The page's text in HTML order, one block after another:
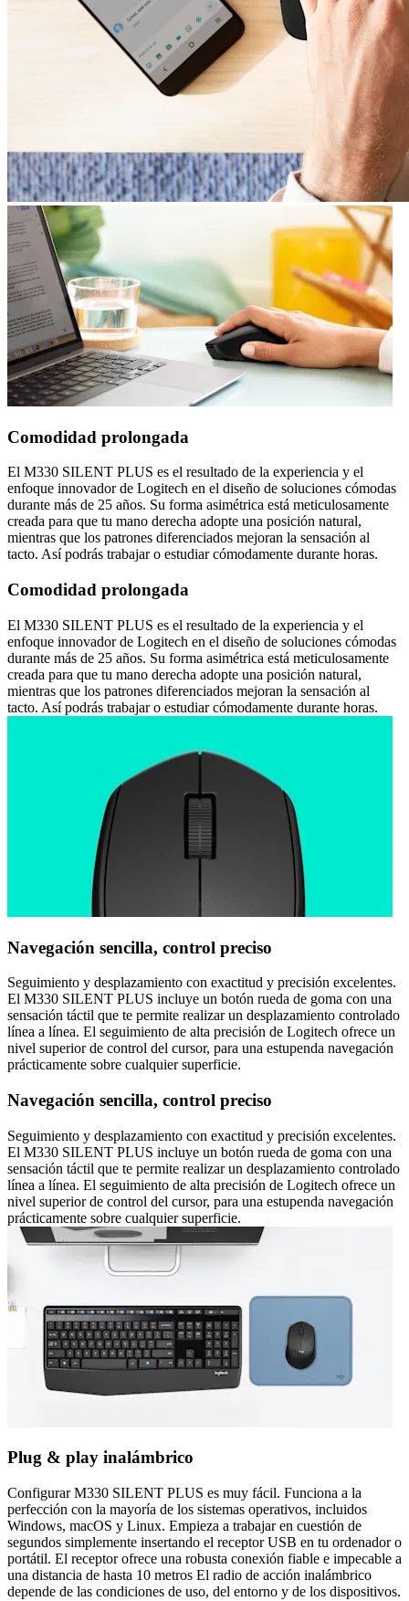
Comodidad prolongada
El M330 SILENT PLUS es el resultado de la experiencia y el
enfoque innovador de Logitech en el diseño de soluciones cómodas
durante más de 25 años. Su forma asimétrica está meticulosamente
creada para que tu mano derecha adopte una posición natural,
mientras que los patrones diferenciados mejoran la sensación al
tacto. Así podrás trabajar o estudiar cómodamente durante horas.
Comodidad prolongada
El M330 SILENT PLUS es el resultado de la experiencia y el
enfoque innovador de Logitech en el diseño de soluciones cómodas
durante más de 25 años. Su forma asimétrica está meticulosamente
creada para que tu mano derecha adopte una posición natural,
mientras que los patrones diferenciados mejoran la sensación al
tacto. Así podrás trabajar o estudiar cómodamente durante horas.
Navegación sencilla, control preciso
Seguimiento y desplazamiento con exactitud y precisión excelentes.
El M330 SILENT PLUS incluye un botón rueda de goma con una
sensación táctil que te permite realizar un desplazamiento controlado
línea a línea. El seguimiento de alta precisión de Logitech ofrece un
nivel superior de control del cursor, para una estupenda navegación
prácticamente sobre cualquier superficie.
Navegación sencilla, control preciso
Seguimiento y desplazamiento con exactitud y precisión excelentes.
El M330 SILENT PLUS incluye un botón rueda de goma con una
sensación táctil que te permite realizar un desplazamiento controlado
línea a línea. El seguimiento de alta precisión de Logitech ofrece un
nivel superior de control del cursor, para una estupenda navegación
prácticamente sobre cualquier superficie.
Plug & play inalámbrico
Configurar M330 SILENT PLUS es muy fácil. Funciona a la
perfección con la mayoría de los sistemas operativos, incluidos
Windows, macOS y Linux. Empieza a trabajar en cuestión de
segundos simplemente insertando el receptor USB en tu ordenador o
portátil. El receptor ofrece una robusta conexión fiable e impecable a
una distancia de hasta 10 metros El radio de acción inalámbrico
depende de las condiciones de uso, del entorno y de los dispositivos.